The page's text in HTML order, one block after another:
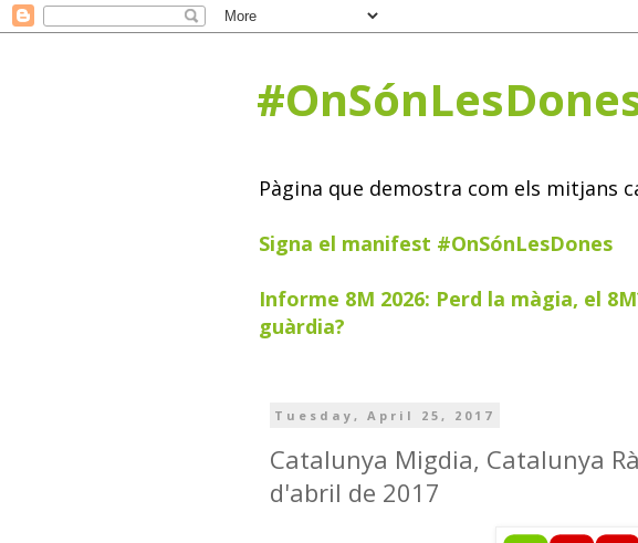
Pàgina que demostra com els mitjans
Signa el manifest #OnSónLesDones
Informe 8M 2026: Perd la màgia, el
guàrdia?
Tuesday, April 25, 2017
Catalunya Migdia, Catalunya
d'abril de 2017